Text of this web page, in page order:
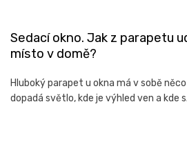
Sedací okno. Jak z parapetu
místo v domě?
Hluboký parapet u okna má v sobě
dopadá světlo, kde je výhled ven a kde